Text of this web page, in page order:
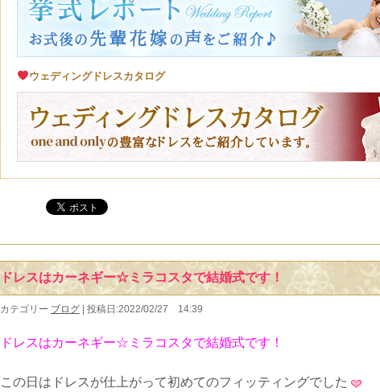
ウェディングドレスカタログ
ドレスはカーネギー☆ミラコスタで結婚式です！
カテゴリー ブログ | 投稿日:2022/02/27 14:39
ドレスはカーネギー☆ミラコスタで結婚式です！
この日はドレスが仕上がって初めてのフィッティングでした